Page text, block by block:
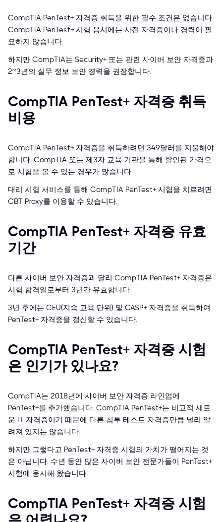
CompTIA PenTest+ 자격증 취득을 위한 필수 조건은 없습니다.
CompTIA PenTest+ 시험 응시에는 사전 자격증이나 경력이 필
요하지 않습니다.
하지만 CompTIA는 Security+ 또는 관련 사이버 보안 자격증과
2~3년의 실무 정보 보안 경력을 권장합니다.
CompTIA PenTest+ 자격증 취득
비용
CompTIA PenTest+ 자격증을 취득하려면 349달러를 지불해야
합니다. CompTIA 또는 제3자 교육 기관을 통해 할인된 가격으
로 시험을 볼 수 있는 경우가 많습니다.
대리 시험 서비스를 통해 CompTIA PenTest+ 시험을 치르려면
CBT Proxy를 이용할 수 있습니다.
CompTIA PenTest+ 자격증 유효
기간
다른 사이버 보안 자격증과 달리 CompTIA PenTest+ 자격증은
시험 합격일로부터 3년간 유효합니다.
3년 후에는 CEU(지속 교육 단위) 및 CASP+ 자격증을 취득하여
PenTest+ 자격증을 갱신할 수 있습니다.
CompTIA PenTest+ 자격증 시험
은 인기가 있나요?
CompTIA는 2018년에 사이버 보안 자격증 라인업에
PenTest+를 추가했습니다. CompTIA PenTest+는 비교적 새로
운 IT 자격증이기 때문에 다른 침투 테스트 자격증만큼 널리 알
려져 있지는 않습니다.
하지만 그렇다고 PenTest+ 자격증 시험의 가치가 떨어지는 것
은 아닙니다. 수년 동안 많은 사이버 보안 전문가들이 PenTest+
시험에 응시해 왔습니다.
CompTIA PenTest+ 자격증 시험